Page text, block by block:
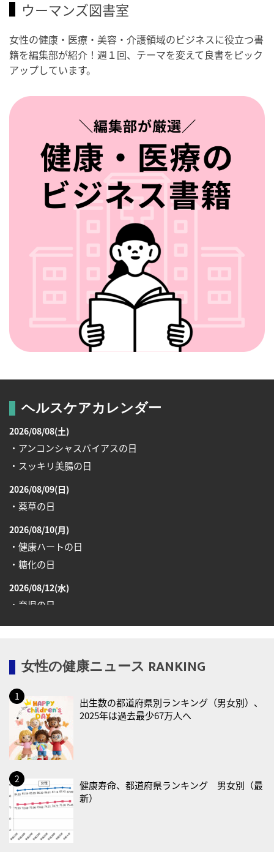
ウーマンズ図書室
女性の健康・医療・美容・介護領域のビジネスに役立つ書
籍を編集部が紹介！週１回、テーマを変えて良書をピック
アップしています。
ヘルスケアカレンダー
2026/08/08(土)
・アンコンシャスバイアスの日
・スッキリ美腸の日
2026/08/09(日)
・薬草の日
2026/08/10(月)
・健康ハートの日
・糖化の日
2026/08/12(水)
・育児の日
2026/08/13(木)
2026/08/17(月)
2026/08/18(火)
・防犯の日
2026/08/19(水)
・食育の日
2026/08/21(金)
・治療アプリの日
・献血の日
女性の健康ニュース RANKING
出生数の都道府県別ランキング（男女別）、
2025年は過去最少67万人へ
健康寿命、都道府県ランキング 男女別（最
新）